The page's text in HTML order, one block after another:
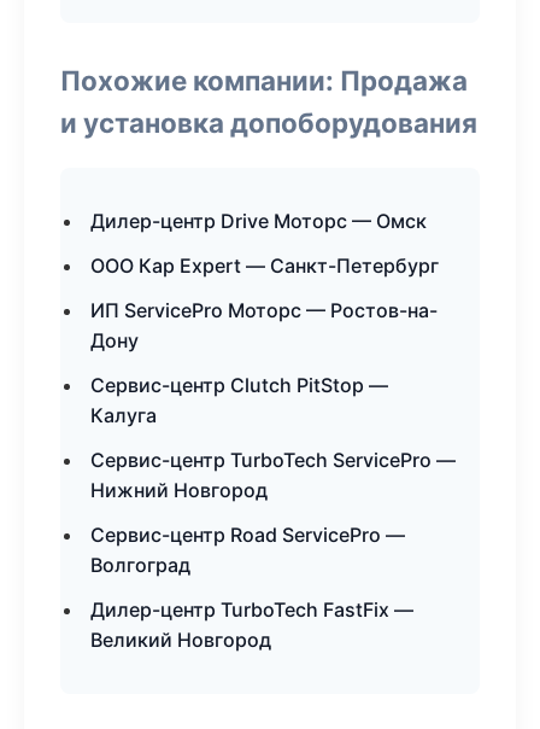
Похожие компании: Продажа
и установка допоборудования
Дилер-центр Drive Моторс — Омск
ООО Кар Expert — Санкт-Петербург
ИП ServicePro Моторс — Ростов-на-
Дону
Сервис-центр Clutch PitStop —
Калуга
Сервис-центр TurboTech ServicePro —
Нижний Новгород
Сервис-центр Road ServicePro —
Волгоград
Дилер-центр TurboTech FastFix —
Великий Новгород